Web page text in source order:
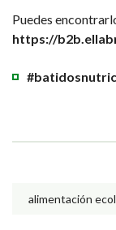
Puedes
https://
alimentación